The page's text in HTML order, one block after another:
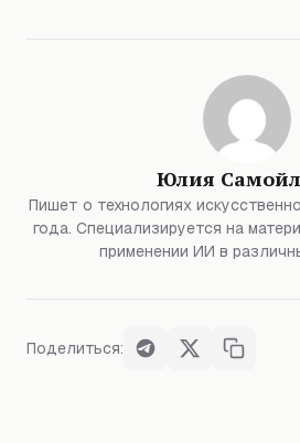
Юлия
Пишет о технологиях
года. Специализируется на
применении ИИ в
Поделиться: